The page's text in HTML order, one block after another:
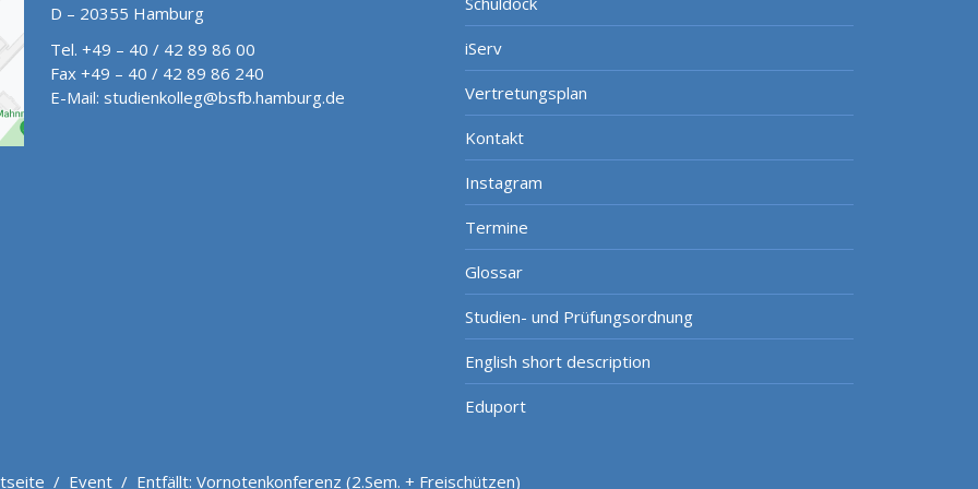
D – 20355 Hamburg
Tel. +49 – 40 / 42 89 86 00
Fax +49 – 40 / 42 89 86 240
E-Mail: studienkolleg@bsfb.hamburg.de
iServ
Vertretungsplan
Kontakt
Instagram
Termine
Glossar
Studien- und Prüfungsordnung
English short description
Eduport
/ Event/ Entfällt: Vornotenkonferenz (2.Sem. + Freischützen)